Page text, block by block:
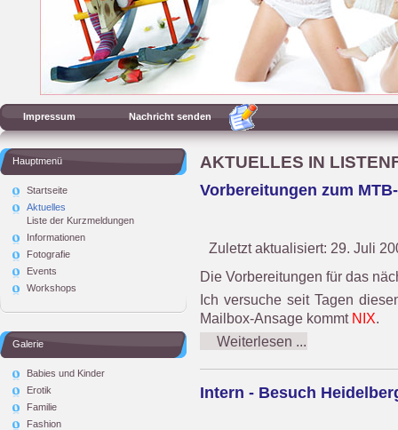
Impressum Nachricht senden
Hauptmenü
Startseite
Aktuelles
Liste der Kurzmeldungen
Informationen
Fotografie
Events
Workshops
Galerie
Babies und Kinder
Erotik
Familie
Fashion
AKTUELLES IN
Vorbereitungen zum
Zuletzt aktualisiert: 29. Juli
Die Vorbereitungen für das
Ich versuche seit Tagen
Mailbox-Ansage kommt NIX.
Weiterlesen ...
Intern - Besuch